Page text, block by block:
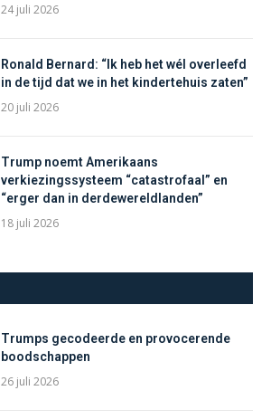
24 juli 2026
Ronald Bernard: “Ik heb het wél overleefd
in de tijd dat we in het kindertehuis zaten”
20 juli 2026
Trump noemt Amerikaans
verkiezingssysteem “catastrofaal” en
“erger dan in derdewereldlanden”
18 juli 2026
Trumps gecodeerde en provocerende
boodschappen
26 juli 2026